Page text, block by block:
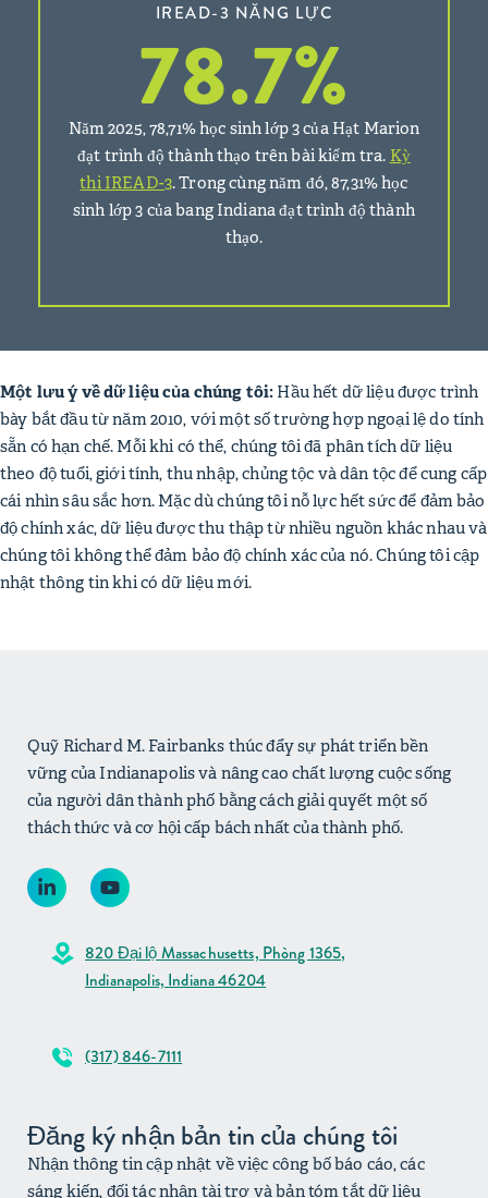
IREAD-3 NĂNG LỰC
78.7%
Năm 2025, 78,71% học sinh lớp 3 của Hạt Marion
đạt trình độ thành thạo trên bài kiểm tra. Kỳ
thi IREAD-3. Trong cùng năm đó, 87,31% học
sinh lớp 3 của bang Indiana đạt trình độ thành
thạo.
Một lưu ý về dữ liệu của chúng tôi: Hầu hết dữ liệu được trình
bày bắt đầu từ năm 2010, với một số trường hợp ngoại lệ do tính
sẵn có hạn chế. Mỗi khi có thể, chúng tôi đã phân tích dữ liệu
theo độ tuổi, giới tính, thu nhập, chủng tộc và dân tộc để cung cấp
cái nhìn sâu sắc hơn. Mặc dù chúng tôi nỗ lực hết sức để đảm bảo
độ chính xác, dữ liệu được thu thập từ nhiều nguồn khác nhau và
chúng tôi không thể đảm bảo độ chính xác của nó. Chúng tôi cập
nhật thông tin khi có dữ liệu mới.
Quỹ Richard M. Fairbanks thúc đẩy sự phát triển bền
vững của Indianapolis và nâng cao chất lượng cuộc sống
của người dân thành phố bằng cách giải quyết một số
thách thức và cơ hội cấp bách nhất của thành phố.
820 Đại lộ Massachusetts, Phòng 1365,
Indianapolis, Indiana 46204
(317) 846-7111
Đăng ký nhận bản tin của chúng tôi
Nhận thông tin cập nhật về việc công bố báo cáo, các
sáng kiến, đối tác nhận tài trợ và bản tóm tắt dữ liệu